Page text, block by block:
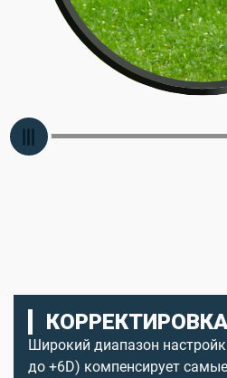
Широкий диапазон
до +6D) компенсирует